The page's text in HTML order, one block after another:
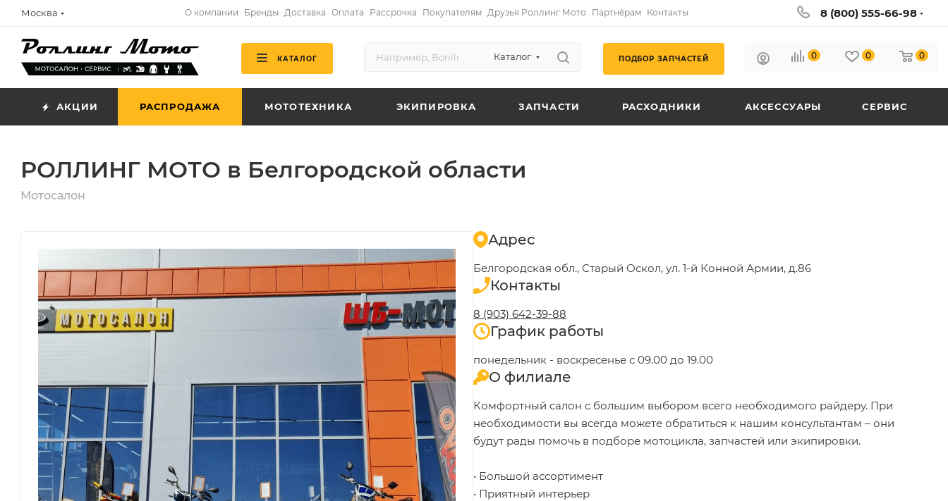
Москва О компании Бренды Доставка Оплата Рассрочка Покупателям Друзья Роллинг Мото Партнёрам Контакты 8 (800) 555-66-98
КАТАЛОГ Каталог ПОДБОР ЗАПЧАСТЕЙ 0 0 0
АКЦИИ РАСПРОДАЖА МОТОТЕХНИКА ЭКИПИРОВКА ЗАПЧАСТИ РАСХОДНИКИ АКСЕССУАРЫ СЕРВИС
РОЛЛИНГ МОТО в Белгородской области
Мотосалон
Адрес
Белгородская обл., Старый Оскол, ул. 1-й Конной Армии, д.86
Контакты
8 (903) 642-39-88
График работы
понедельник - воскресенье с 09.00 до 19.00
О филиале
Комфортный салон с большим выбором всего необходимого райдеру. При
необходимости вы всегда можете обратиться к нашим консультантам – они
будут рады помочь в подборе мотоцикла, запчастей или экипировки.
• Большой ассортимент
• Приятный интерьер